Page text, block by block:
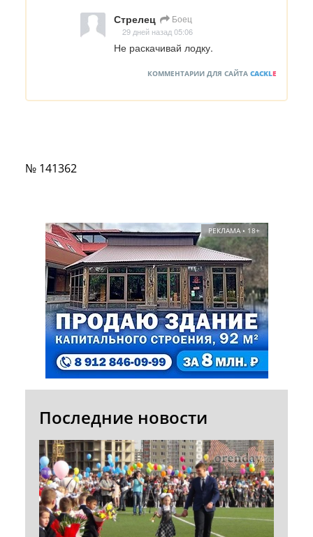
Стрелец Боец
29 дней назад 05:06
Не раскачивай лодку.
КОММЕНТАРИИ ДЛЯ САЙТА CACKLE
№ 141362
РЕКЛАМА • 18+
Последние новости